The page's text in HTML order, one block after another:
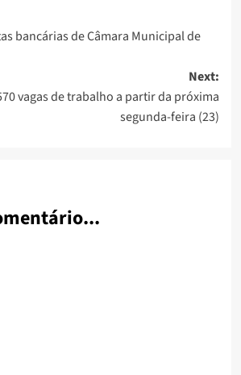
bancárias de Câmara Municipal de
Next:
vagas de trabalho a partir da próxima
segunda-feira (23)